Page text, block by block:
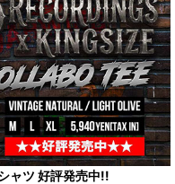
ャツ 好評発売中!!